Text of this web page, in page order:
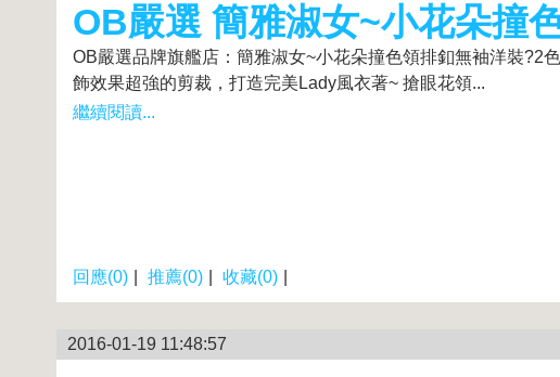
OB嚴選 簡雅淑女~小花朵撞
OB嚴選品牌旗艦店：簡雅淑女~小花朵撞色領排釦無袖洋裝?2
飾效果超強的剪裁，打造完美Lady風衣著~ 搶眼花領...
繼續閱讀...
回應(0) 推薦(0) 收藏(0)
2016-01-19 11:48:57